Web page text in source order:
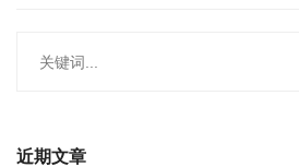
近期文章